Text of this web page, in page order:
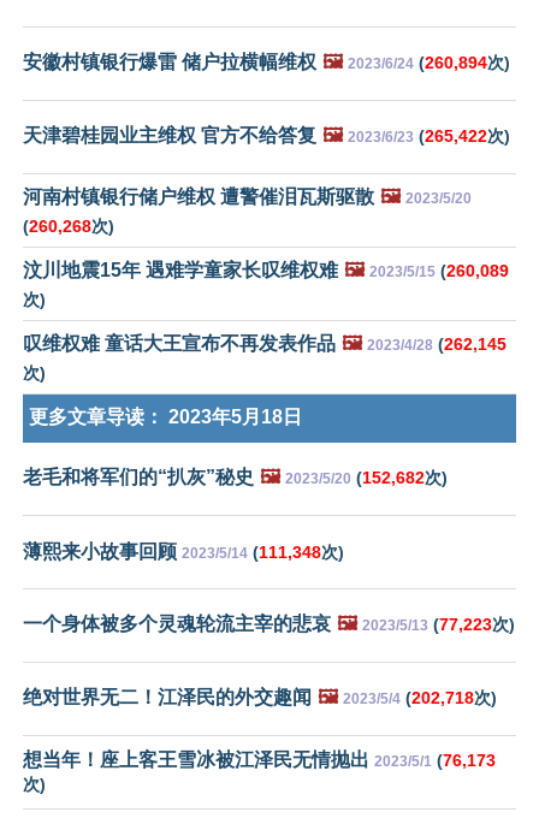
安徽村镇银行爆雷 储户拉横幅维权 🖼️ 2023/6/24 (260,894次)
天津碧桂园业主维权 官方不给答复 🖼️ 2023/6/23 (265,422次)
河南村镇银行储户维权 遭警催泪瓦斯驱散 🖼️ 2023/5/20
(260,268次)
汶川地震15年 遇难学童家长叹维权难 🖼️ 2023/5/15 (260,089
次)
叹维权难 童话大王宣布不再发表作品 🖼️ 2023/4/28 (262,145
次)
更多文章导读： 2023年5月18日
老毛和将军们的“扒灰”秘史 🖼️ 2023/5/20 (152,682次)
薄熙来小故事回顾 2023/5/14 (111,348次)
一个身体被多个灵魂轮流主宰的悲哀 🖼️ 2023/5/13 (77,223次)
绝对世界无二！江泽民的外交趣闻 🖼️ 2023/5/4 (202,718次)
想当年！座上客王雪冰被江泽民无情抛出 2023/5/1 (76,173
次)